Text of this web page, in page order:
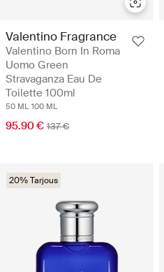
Valentino Fragrance
Valentino Born In Roma
Uomo Green
Stravaganza Eau De
Toilette 100ml
50 ML 100 ML
95.90 € 137 €
20% Tarjous